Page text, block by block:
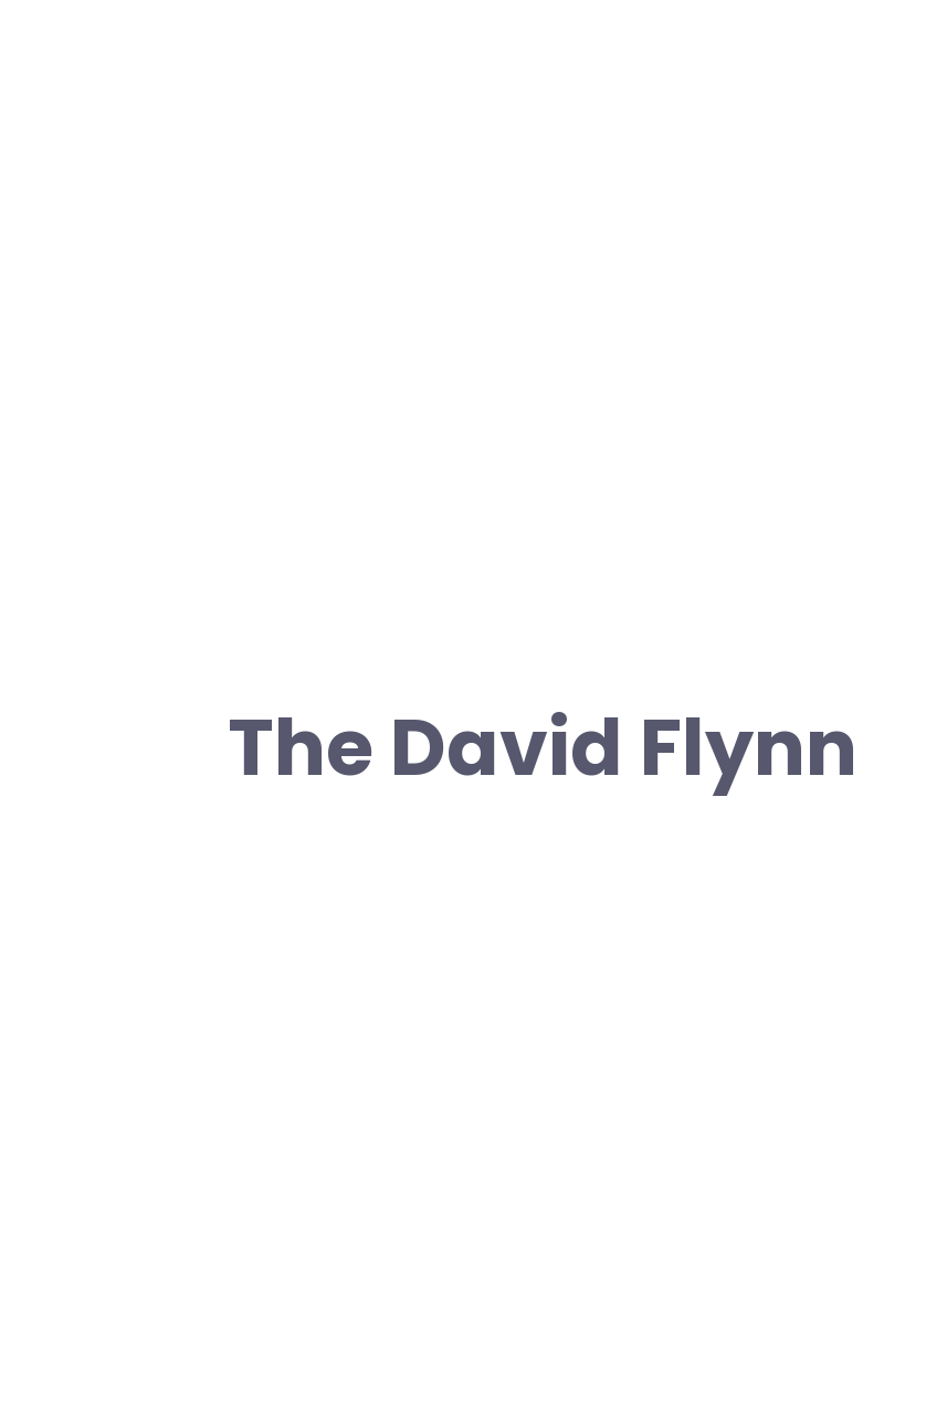
The David Flynn